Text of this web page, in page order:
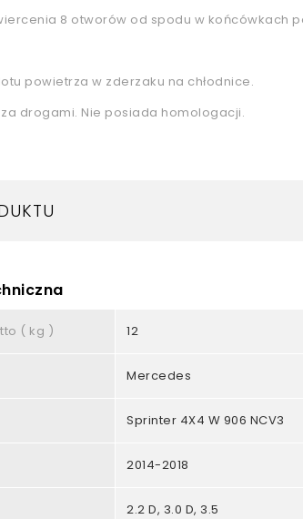
8 otworów od spodu w końcówkach
powietrza w zderzaku na chłodnice.
drogami. Nie posiada homologacji.
( kg ) 12
Mercedes
Sprinter 4X4 W 906 NCV3
2014-2018
2.2 D, 3.0 D, 3.5